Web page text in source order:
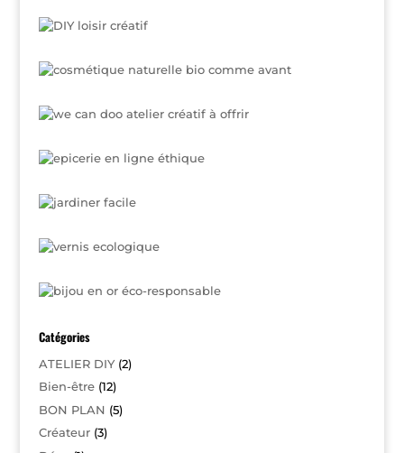
Catégories
ATELIER DIY(2)
Bien-être(12)
BON PLAN (5)
Créateur(3)